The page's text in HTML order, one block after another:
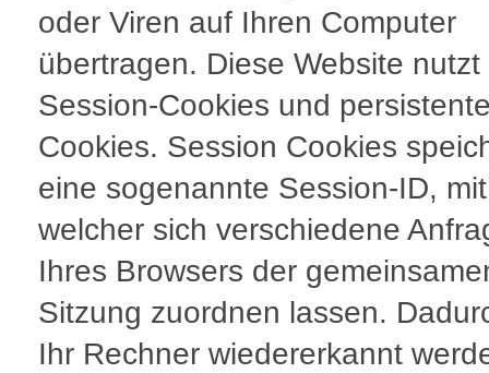
oder Viren auf Ihren Computer
übertragen. Diese Website nutzt
Session-Cookies und
Cookies. Session Cookies
eine sogenannte Session-ID, mit
welcher sich verschiedene
Ihres Browsers der
Sitzung zuordnen lassen.
Ihr Rechner wiedererkannt